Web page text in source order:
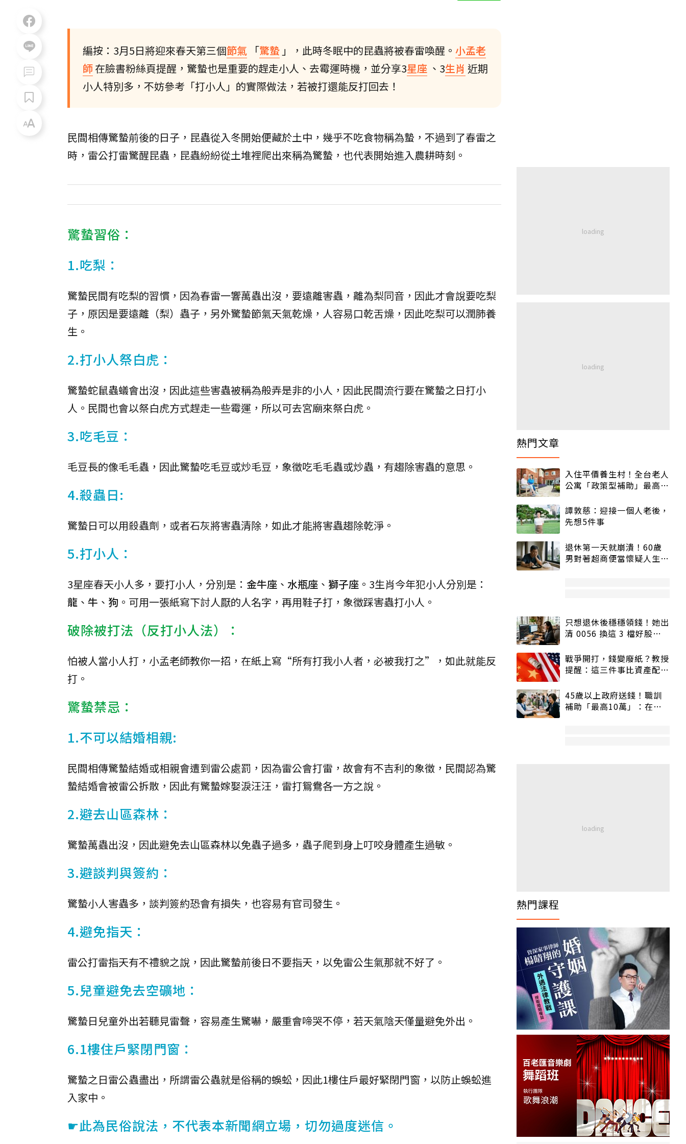
編按：3月5日將迎來春天第三個節氣 「驚蟄 」，此時冬眠中的昆蟲將被春雷喚醒。 小孟老
師在臉書粉絲頁提醒，驚蟄也是重要的趕走小人、去霉運時機，並分享3星座 、3生肖 近期
小人特別多，不妨參考「打小人」的實際做法，若被打還能反打回去！
民間相傳驚蟄前後的日子，昆蟲從入冬開始便藏於土中，幾乎不吃食物稱為蟄，不過到了春雷之
時，雷公打雷驚醒昆蟲，昆蟲紛紛從土堆裡爬出來稱為驚蟄，也代表開始進入農耕時刻。
驚蟄習俗：
1.吃梨：
驚蟄民間有吃梨的習慣，因為春雷一響萬蟲出沒，要遠離害蟲，離為梨同音，因此才會說要吃梨
子，原因是要遠離（梨）蟲子，另外驚蟄節氣天氣乾燥，人容易口乾舌燥，因此吃梨可以潤肺養
生。
2.打小人祭白虎：
驚蟄蛇鼠蟲蟻會出沒，因此這些害蟲被稱為般弄是非的小人，因此民間流行要在驚蟄之日打小
人。民間也會以祭白虎方式趕走一些霉運，所以可去宮廟來祭白虎。
3.吃毛豆：
毛豆長的像毛毛蟲，因此驚蟄吃毛豆或炒毛豆，象徵吃毛毛蟲或炒蟲，有趨除害蟲的意思。
4.殺蟲日:
驚蟄日可以用殺蟲劑，或者石灰將害蟲清除，如此才能將害蟲趨除乾淨。
5.打小人：
3星座春天小人多，要打小人，分別是： 金牛座 、 水瓶座 、 獅子座 。3生肖今年犯小人分別是：
龍 、 牛 、 狗 。可用一張紙寫下討人厭的人名字，再用鞋子打，象徵踩害蟲打小人。
破除被打法（反打小人法）：
怕被人當小人打，小孟老師教你一招，在紙上寫“所有打我小人者，必被我打之”，如此就能反
打。
驚蟄禁忌：
1.不可以結婚相親:
民間相傳驚蟄結婚或相親會遭到雷公處罰，因為雷公會打雷，故會有不吉利的象徵，民間認為驚
蟄結婚會被雷公拆散，因此有驚蟄嫁娶淚汪汪，雷打鴛鴦各一方之說。
2.避去山區森林：
驚蟄萬蟲出沒，因此避免去山區森林以免蟲子過多，蟲子爬到身上叮咬身體產生過敏。
3.避談判與簽約：
驚蟄小人害蟲多，談判簽約恐會有損失，也容易有官司發生。
4.避免指天：
雷公打雷指天有不禮貌之說，因此驚蟄前後日不要指天，以免雷公生氣那就不好了。
5.兒童避免去空礦地：
驚蟄日兒童外出若聽見雷聲，容易產生驚嚇，嚴重會啼哭不停，若天氣陰天僅量避免外出。
6.1樓住戶緊閉門窗：
驚蟄之日雷公蟲盡出，所謂雷公蟲就是俗稱的蜈蚣，因此1樓住戶最好緊閉門窗，以防止蜈蚣進
入家中。
☛此為民俗說法，不代表本新聞網立場，切勿過度迷信。
熱門文章
入住平價養生村！全台老人
公寓「政策型補助」最高打
譚敦慈：迎接一個人老後，
先想5件事
退休第一天就崩潰！60歲
男對著超商便當懷疑人生
只想退休後穩穩領錢！她出
清 0056 換這 3 檔好股：
戰爭開打，錢變廢紙？教授
提醒：這三件事比資產配置
45歲以上政府送錢！職訓
補助「最高10萬」：在
熱門課程